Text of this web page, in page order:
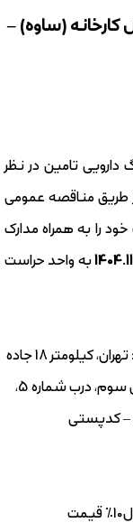
کارخانه (ساوه) –
دارویی تامین در نظر
از طریق مناقصه عمومی
را به همراه مدارک
به واحد حراست
تهران، کیلومتر 18 جاده
مخصوص کرج، خیابان داروپخش، خیابان فروردین سوم، درب شماره 5،
– کدپستی
پاکت الف – تضمین شرکت در مناقصه (چک معادل10% قیمت